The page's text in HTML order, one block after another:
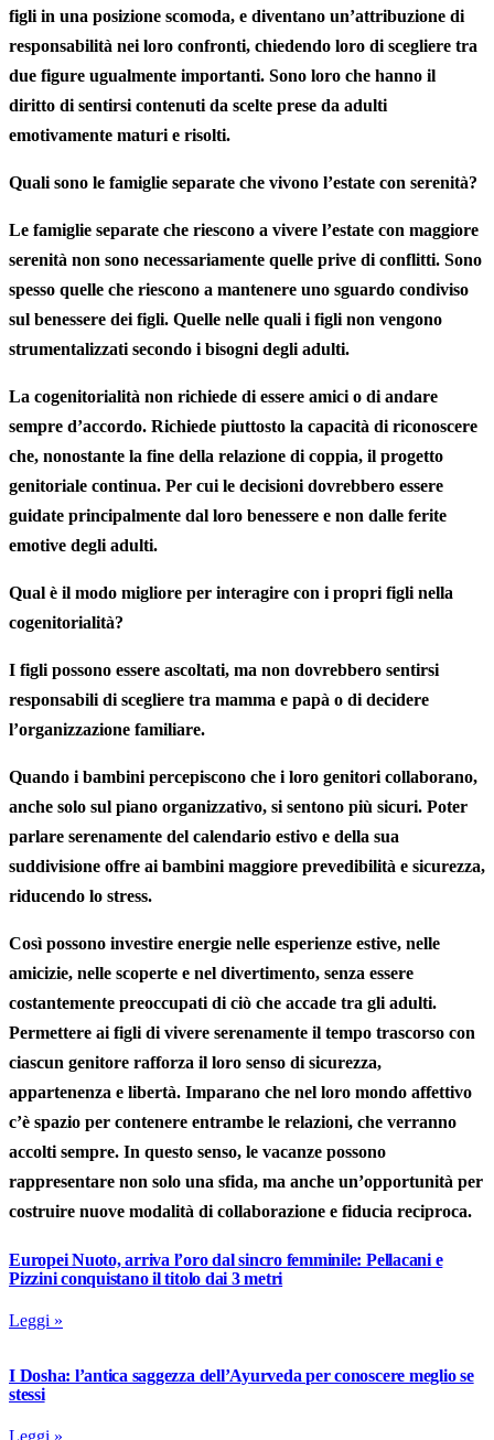
figli in una posizione scomoda, e diventano un’attribuzione di
responsabilità nei loro confronti, chiedendo loro di scegliere tra
due figure ugualmente importanti. Sono loro che hanno il
diritto di sentirsi contenuti da scelte prese da adulti
emotivamente maturi e risolti.
Quali sono le famiglie separate che vivono l’estate con serenità?
Le famiglie separate che riescono a vivere l’estate con maggiore
serenità non sono necessariamente quelle prive di conflitti. Sono
spesso quelle che riescono a mantenere uno sguardo condiviso
sul benessere dei figli. Quelle nelle quali i figli non vengono
strumentalizzati secondo i bisogni degli adulti.
La cogenitorialità non richiede di essere amici o di andare
sempre d’accordo. Richiede piuttosto la capacità di riconoscere
che, nonostante la fine della relazione di coppia, il progetto
genitoriale continua. Per cui le decisioni dovrebbero essere
guidate principalmente dal loro benessere e non dalle ferite
emotive degli adulti.
Qual è il modo migliore per interagire con i propri figli nella
cogenitorialità?
I figli possono essere ascoltati, ma non dovrebbero sentirsi
responsabili di scegliere tra mamma e papà o di decidere
l’organizzazione familiare.
Quando i bambini percepiscono che i loro genitori collaborano,
anche solo sul piano organizzativo, si sentono più sicuri. Poter
parlare serenamente del calendario estivo e della sua
suddivisione offre ai bambini maggiore prevedibilità e sicurezza,
riducendo lo stress.
Così possono investire energie nelle esperienze estive, nelle
amicizie, nelle scoperte e nel divertimento, senza essere
costantemente preoccupati di ciò che accade tra gli adulti.
Permettere ai figli di vivere serenamente il tempo trascorso con
ciascun genitore rafforza il loro senso di sicurezza,
appartenenza e libertà. Imparano che nel loro mondo affettivo
c’è spazio per contenere entrambe le relazioni, che verranno
accolti sempre. In questo senso, le vacanze possono
rappresentare non solo una sfida, ma anche un’opportunità per
costruire nuove modalità di collaborazione e fiducia reciproca.
Europei Nuoto, arriva l’oro dal sincro femminile: Pellacani e
Pizzini conquistano il titolo dai 3 metri
Leggi »
I Dosha: l’antica saggezza dell’Ayurveda per conoscere meglio se
stessi